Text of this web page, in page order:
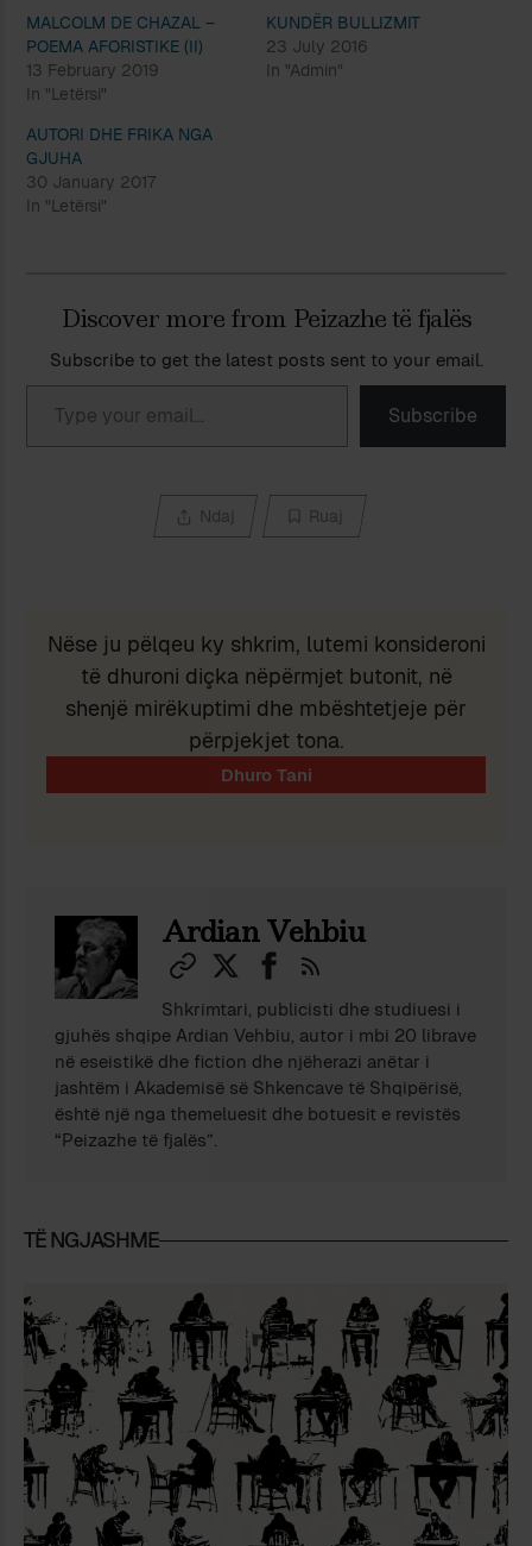
MALCOLM DE CHAZAL –
POEMA AFORISTIKE (II)
13 February 2019
In "Letërsi"
KUNDËR BULLIZMIT
23 July 2016
In "Admin"
AUTORI DHE FRIKA NGA
GJUHA
30 January 2017
In "Letërsi"
Discover more from Peizazhe të fjalës
Subscribe to get the latest posts sent to your email.
Type your email…
Subscribe
Ndaj Ruaj
Nëse ju pëlqeu ky shkrim, lutemi konsideroni
të dhuroni diçka nëpërmjet butonit, në
shenjë mirëkuptimi dhe mbështetjeje për
përpjekjet tona.
Ardian Vehbiu
Shkrimtari, publicisti dhe studiuesi i
gjuhës shqipe Ardian Vehbiu, autor i mbi 20 librave
në eseistikë dhe fiction dhe njëherazi anëtar i
jashtëm i Akademisë së Shkencave të Shqipërisë,
është një nga themeluesit dhe botuesit e revistës
“Peizazhe të fjalës”.
TË NGJASHME